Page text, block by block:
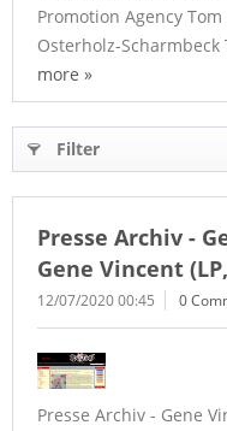
Promotion Agency
Osterholz-Scharmbeck
more »
Filter
Presse Archiv -
Gene Vincent
12/07/2020 00:45 0
Presse Archiv - Gene